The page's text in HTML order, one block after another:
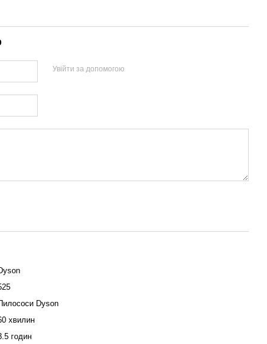
Увійти за допомогою
Dyson
хвилин
годин